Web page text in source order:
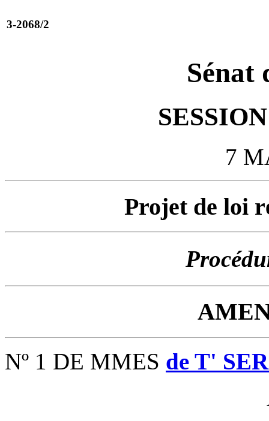
3-2068/2
Sénat
7
Projet de loi
Nº 1 DE MMES de T'